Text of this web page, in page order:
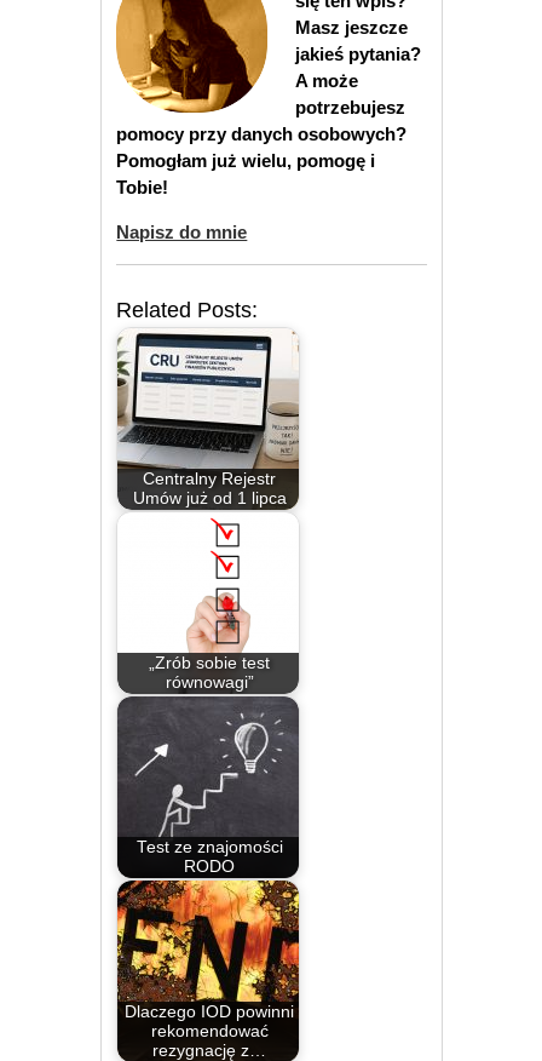
Masz jeszcze
jakieś pytania?
A może
potrzebujesz
pomocy przy danych osobowych?
Pomogłam już wielu, pomogę i
Tobie!
Napisz do mnie
Related Posts:
Centralny Rejestr
Umów już od 1 lipca
„Zrób sobie test
równowagi”
Test ze znajomości
RODO
Dlaczego IOD powinni
rekomendować
rezygnację z…